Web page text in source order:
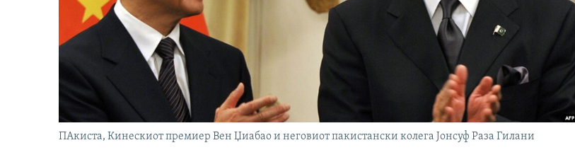
ПАкиста, Кинескиот премиер Вен Џиабао и неговиот пакистански колега Јонсуф Раза Гилани